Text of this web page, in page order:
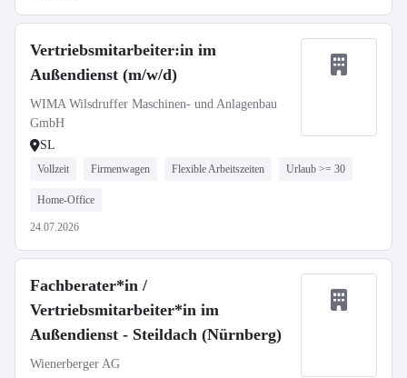
Vertriebsmitarbeiter:in im
Außendienst (m/w/d)
WIMA Wilsdruffer Maschinen- und Anlagenbau
GmbH
SL
Vollzeit Firmenwagen Flexible Arbeitszeiten Urlaub >= 30
Home-Office
24.07.2026
Fachberater*in /
Vertriebsmitarbeiter*in im
Außendienst - Steildach (Nürnberg)
Wienerberger AG